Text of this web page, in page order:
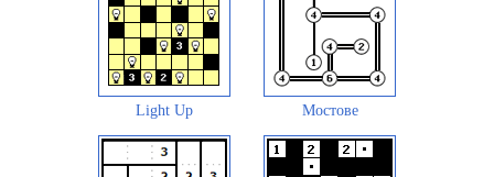
Light Up Мостове